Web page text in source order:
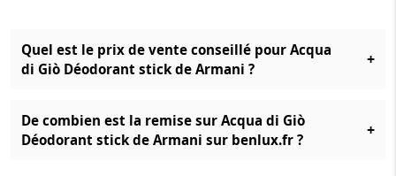
Quel est le prix de vente conseillé pour Acqua
di Giò Déodorant stick de Armani ?
+
De combien est la remise sur Acqua di Giò
Déodorant stick de Armani sur benlux.fr ?
+